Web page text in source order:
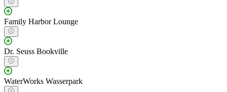
Family Harbor Lounge
Dr. Seuss Bookville
WaterWorks Wasserpark